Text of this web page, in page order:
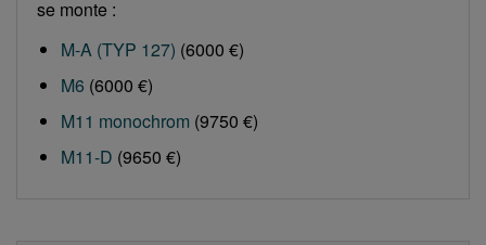
se monte :
M-A (TYP 127) (6000 €)
M6 (6000 €)
M11 monochrom (9750 €)
M11-D (9650 €)